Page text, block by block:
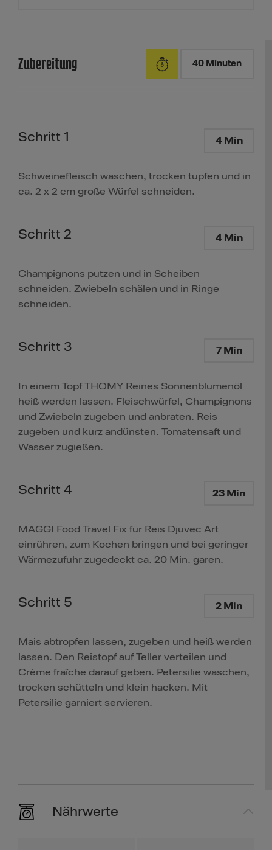
Zubereitung 40 Minuten
Schritt 1 4 Min
Schweinefleisch waschen, trocken tupfen und in
ca. 2 x 2 cm große Würfel schneiden.
Schritt 2 4 Min
Champignons putzen und in Scheiben
schneiden. Zwiebeln schälen und in Ringe
schneiden.
Schritt 3 7 Min
In einem Topf THOMY Reines Sonnenblumenöl
heiß werden lassen. Fleischwürfel, Champignons
und Zwiebeln zugeben und anbraten. Reis
zugeben und kurz andünsten. Tomatensaft und
Wasser zugießen.
Schritt 4 23 Min
MAGGI Food Travel Fix für Reis Djuvec Art
einrühren, zum Kochen bringen und bei geringer
Wärmezufuhr zugedeckt ca. 20 Min. garen.
Schritt 5 2 Min
Mais abtropfen lassen, zugeben und heiß werden
lassen. Den Reistopf auf Teller verteilen und
Crème fraîche darauf geben. Petersilie waschen,
trocken schütteln und klein hacken. Mit
Petersilie garniert servieren.
Nährwerte